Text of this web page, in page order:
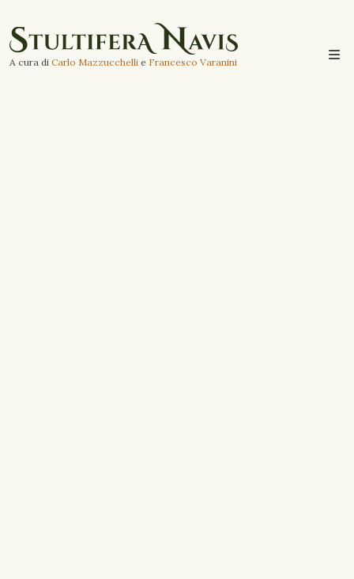
A cura di Carlo Mazzucchelli e Francesco Varanini